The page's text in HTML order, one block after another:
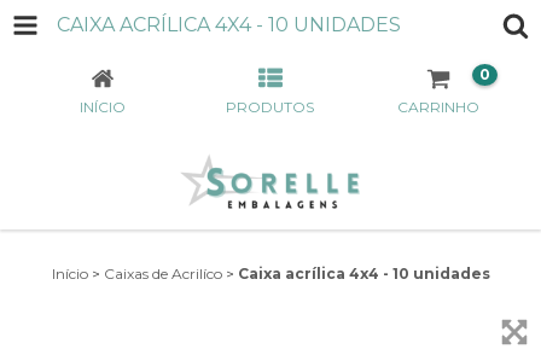
CAIXA ACRÍLICA 4X4 - 10 UNIDADES
INÍCIO PRODUTOS CARRINHO
0
Início > Caixas de Acrilíco > Caixa acrílica 4x4 - 10 unidades